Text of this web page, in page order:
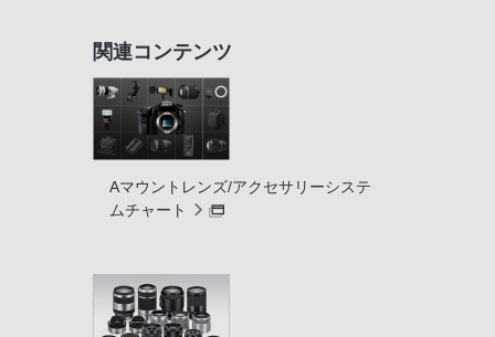
関連コンテンツ
Aマウントレンズ/アクセサリーシステ
ムチャート